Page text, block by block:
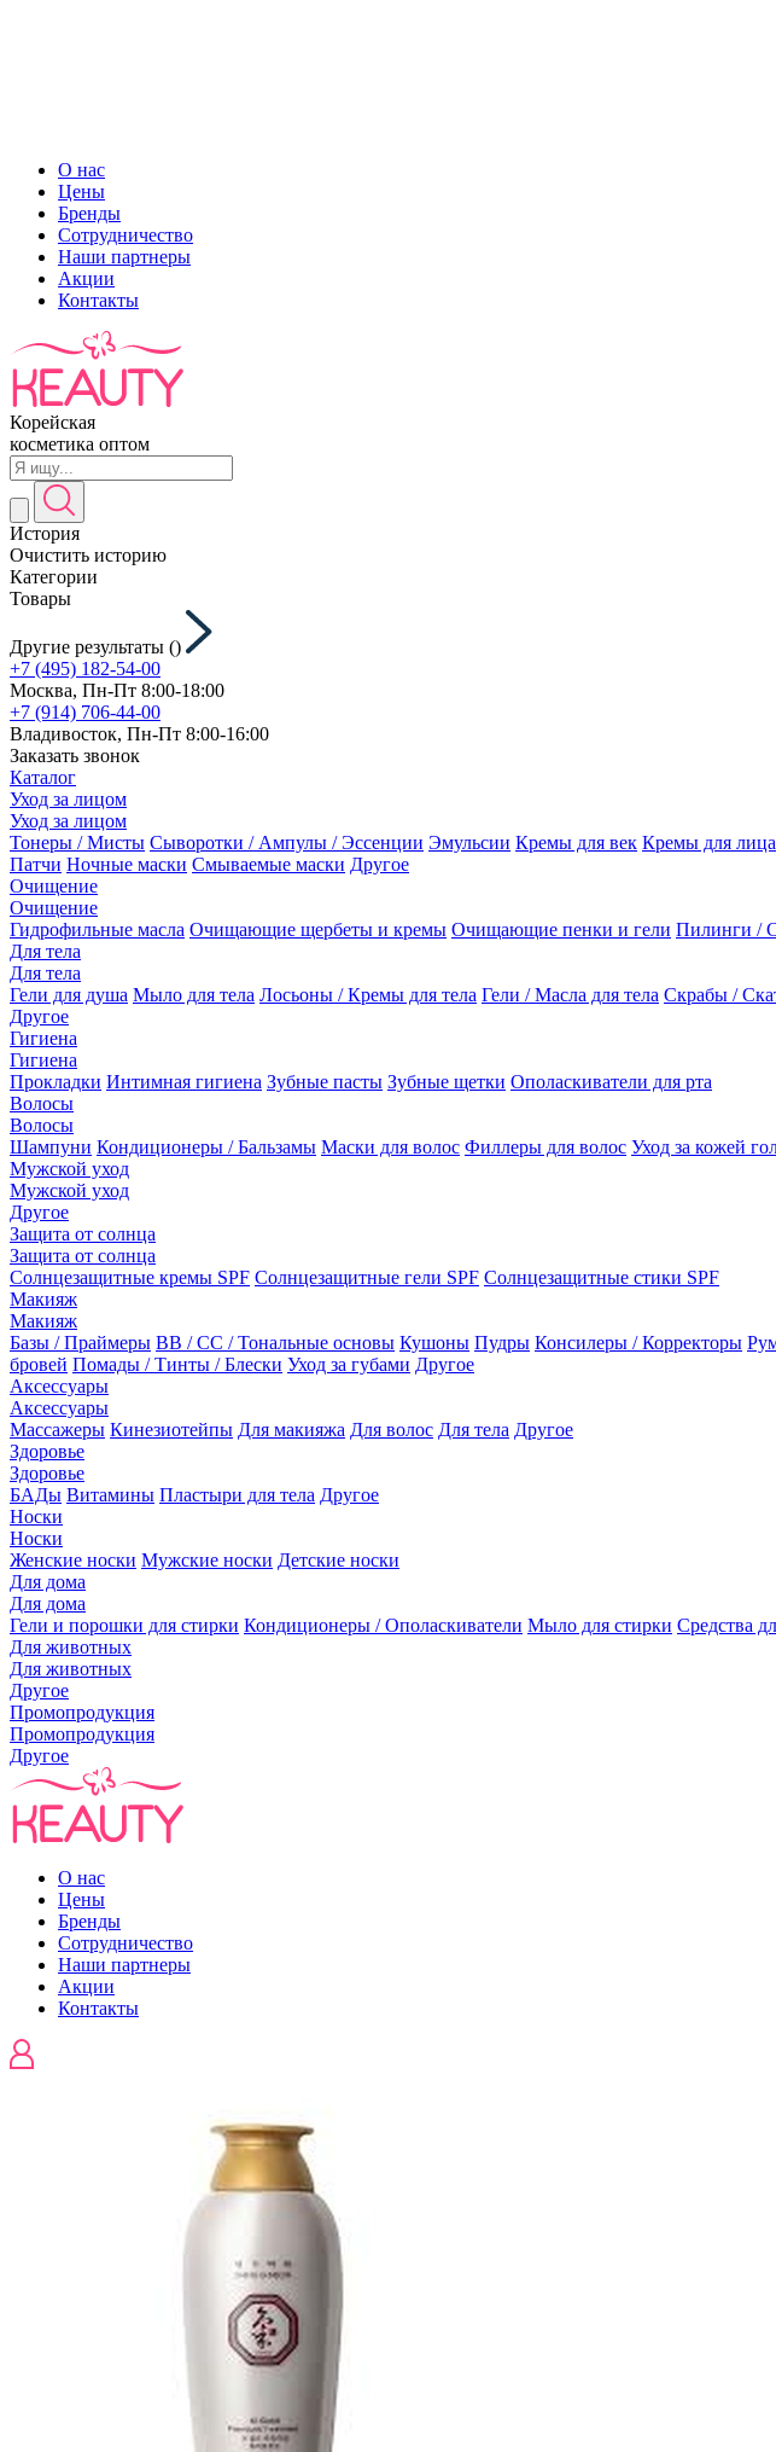
О нас
Цены
Бренды
Сотрудничество
Наши партнеры
Акции
Контакты
Корейская
косметика оптом
История
Очистить историю
Категории
Товары
Другие результаты ()
+7 (495) 182-54-00
Москва, Пн-Пт 8:00-18:00
+7 (914) 706-44-00
Владивосток, Пн-Пт 8:00-16:00
Заказать звонок
Каталог
Уход за лицом
Уход за лицом
Тонеры / Мисты Сыворотки / Ампулы / Эссенции Эмульсии Кремы для век Кремы для лица
Патчи Ночные маски Смываемые маски Другое
Очищение
Очищение
Гидрофильные масла Очищающие щербеты и кремы Очищающие пенки и гели Пилинги /
Для тела
Для тела
Гели для душа Мыло для тела Лосьоны / Кремы для тела Гели / Масла для тела Скрабы /
Другое
Гигиена
Гигиена
Прокладки Интимная гигиена Зубные пасты Зубные щетки Ополаскиватели для рта
Волосы
Волосы
Шампуни Кондиционеры / Бальзамы Маски для волос Филлеры для волос Уход за кожей
Мужской уход
Мужской уход
Другое
Защита от солнца
Защита от солнца
Солнцезащитные кремы SPF Солнцезащитные гели SPF Солнцезащитные стики SPF
Макияж
Макияж
Базы / Праймеры BB / CC / Тональные основы Кушоны Пудры Консилеры / Корректоры
бровей Помады / Тинты / Блески Уход за губами Другое
Аксессуары
Аксессуары
Массажеры Кинезиотейпы Для макияжа Для волос Для тела Другое
Здоровье
Здоровье
БАДы Витамины Пластыри для тела Другое
Носки
Носки
Женские носки Мужские носки Детские носки
Для дома
Для дома
Гели и порошки для стирки Кондиционеры / Ополаскиватели Мыло для стирки Средства
Для животных
Для животных
Другое
Промопродукция
Промопродукция
Другое
О нас
Цены
Бренды
Сотрудничество
Наши партнеры
Акции
Контакты